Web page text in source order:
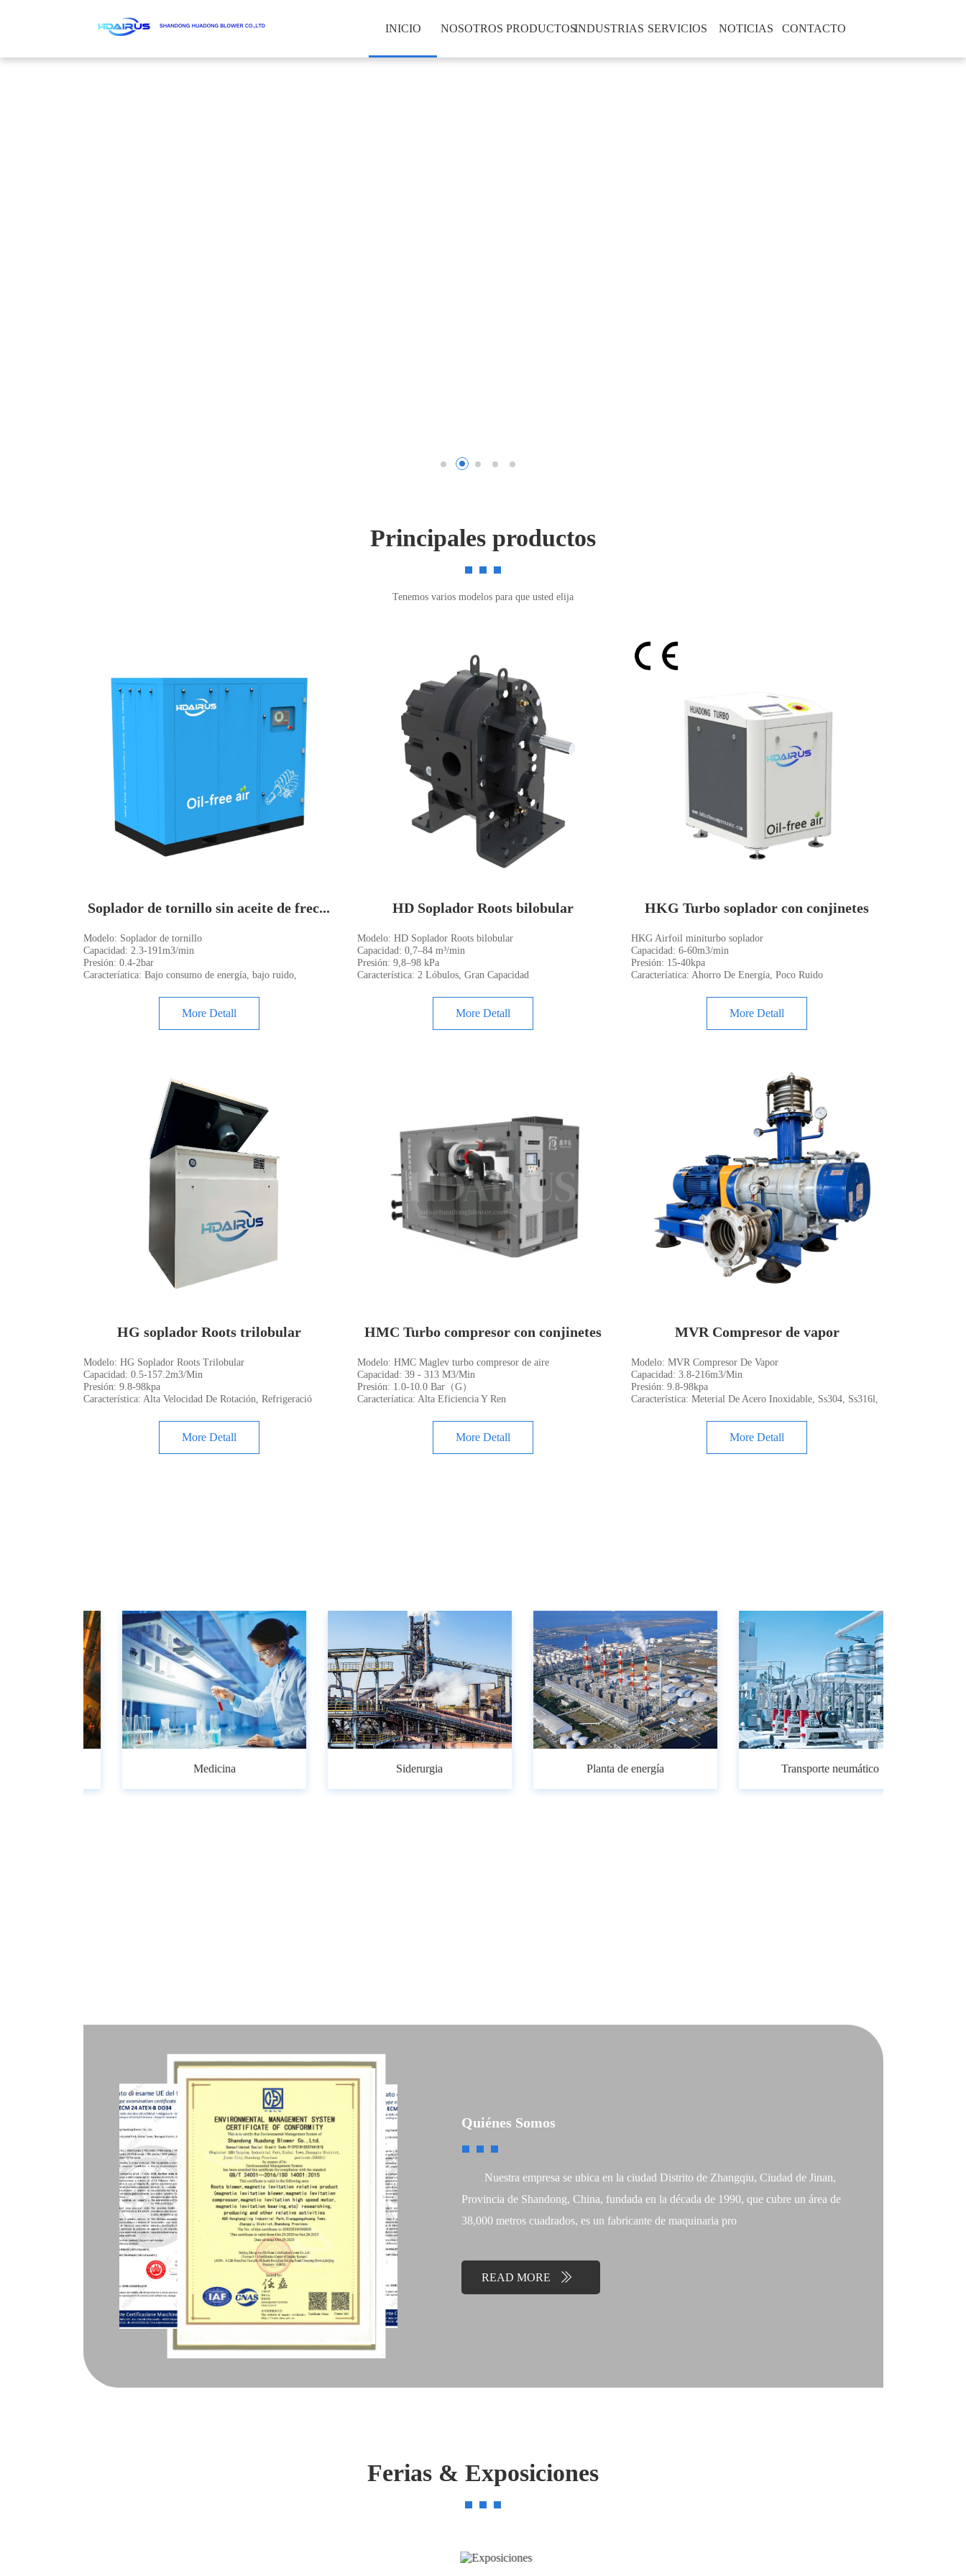
INICIO NOSOTROS PRODUCTOSINDUSTRIAS SERVICIOS NOTICIAS CONTACTO
Principales productos
Tenemos varios modelos para que usted elija
Soplador de tornillo sin aceite de frec...
Modelo: Soplador de tornillo
Capacidad: 2.3-191m3/min
Presión: 0.4-2bar
Caracteríatica: Bajo consumo de energía, bajo ruido,
More Detall
HD Soplador Roots bilobular
Modelo: HD Soplador Roots bilobular
Capacidad: 0,7–84 m³/min
Presión: 9,8–98 kPa
Característica: 2 Lóbulos, Gran Capacidad
More Detall
HKG Turbo soplador con conjinetes
HKG Airfoil miniturbo soplador
Capacidad: 6-60m3/min
Presión: 15-40kpa
Caracteríatica: Ahorro De Energía, Poco Ruido
More Detall
HG soplador Roots trilobular
Modelo: HG Soplador Roots Trilobular
Capacidad: 0.5-157.2m3/Min
Presión: 9.8-98kpa
Característica: Alta Velocidad De Rotación, Refrigeració
More Detall
HMC Turbo compresor con conjinetes
m...
Modelo: HMC Maglev turbo compresor de aire
Capacidad: 39 - 313 M3/Min
Presión: 1.0-10.0 Bar（G）
Caracteríatica: Alta Eficiencia Y Ren
More Detall
MVR Compresor de vapor
Modelo: MVR Compresor De Vapor
Capacidad: 3.8-216m3/Min
Presión: 9.8-98kpa
Característica: Meterial De Acero Inoxidable, Ss304, Ss316l,
More Detall
Acuicultura Tratamiento de aguas residuale Textil Química
Quiénes Somos
Nuestra empresa se ubica en la ciudad Distrito de Zhangqiu, Ciudad de Jinan,
Provincia de Shandong, China, fundada en la década de 1990, que cubre un área de
38,000 metros cuadrados, es un fabricante de maquinaria pro
READ MORE 
Ferias & Exposiciones